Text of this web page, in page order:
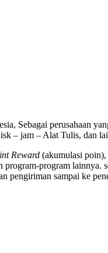
Sebagai perusahaan
– jam – Alat Tulis, dan
Reward (akumulasi poin),
program-program lainnya.
pengiriman sampai ke